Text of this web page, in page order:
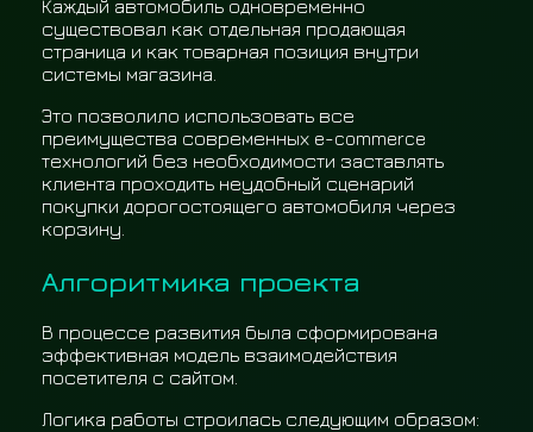
Каждый автомобиль одновременно
существовал как отдельная продающая
страница и как товарная позиция внутри
системы магазина.
Это позволило использовать все
преимущества современных e-commerce
технологий без необходимости заставлять
клиента проходить неудобный сценарий
покупки дорогостоящего автомобиля через
корзину.
Алгоритмика проекта
В процессе развития была сформирована
эффективная модель взаимодействия
посетителя с сайтом.
Логика работы строилась следующим образом: